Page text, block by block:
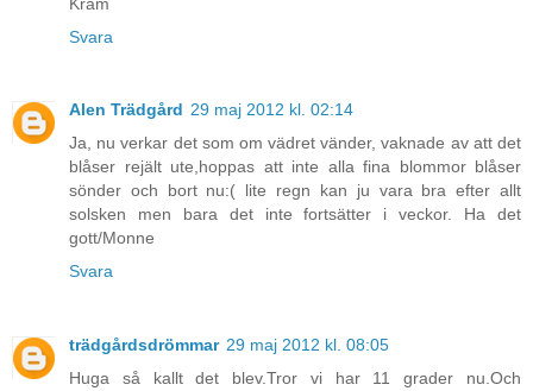
Svara
Alen Trädgård 29 maj 2012 kl. 02:14
Ja, nu verkar det som om vädret vänder, vaknade av att det
blåser rejält ute,hoppas att inte alla fina blommor blåser
sönder och bort nu:( lite regn kan ju vara bra efter allt
solsken men bara det inte fortsätter i veckor. Ha det
gott/Monne
Svara
trädgårdsdrömmar 29 maj 2012 kl. 08:05
Huga så kallt det blev.Tror vi har 11 grader nu.Och